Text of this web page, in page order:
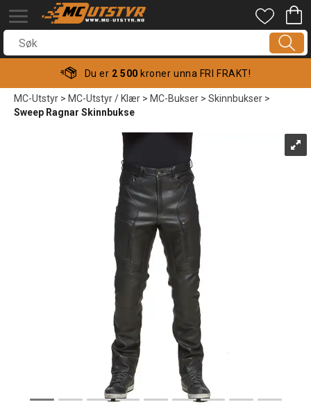
Du er 2 500 kroner unna FRI FRAKT!
MC-Utstyr>MC-Utstyr / Klær>MC-Bukser>Skinnbukser>
Sweep Ragnar Skinnbukse